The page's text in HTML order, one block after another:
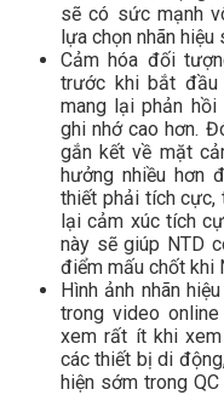
sẽ có sức mạnh
lựa chọn nhãn hiệu
Cảm hóa đối
trước khi bắt đầu
mang lại phản
ghi nhớ cao hơn.
gắn kết về mặt
hưởng nhiều hơn
thiết phải tích cực,
lại cảm xúc tích
này sẽ giúp NTD
điểm mấu chốt khi
Hình ảnh nhãn
trong video
xem rất ít khi
các thiết bị di
hiện sớm trong